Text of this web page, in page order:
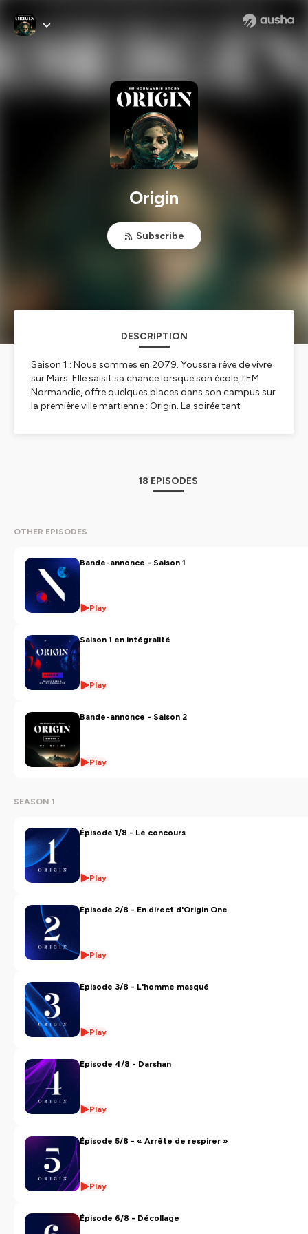
Origin
Subscribe
DESCRIPTION
Saison 1 : Nous sommes en 2079. Youssra rêve de vivre
sur Mars. Elle saisit sa chance lorsque son école, l'EM
Normandie, offre quelques places dans son campus sur
la première ville martienne : Origin. La soirée tant
devoir s'affranchir du poids de l'héritage familial.
qu'elle ne connaît pas. Les pro-Terre qui ont survécu au
vaisseau. Quelles que soient leurs convictions, les
humains présents sur Mars ne sont pas au bout de leurs
surprises...
Production : Belle Écoute et Les Films Bleus
Comédiens :
Jean-Paul Dix (Léandre)
Hervine De Boodt (Sofia)
Yvan Naubron (Darshan)
Adèle Roqueta (IA Psychologue)
Anne Maquignon (Journaliste Radio)
Écrit par :
Simon Boulier
Kevin Vanstaen
Assistant réal :
Pierre Cochet
Son :
Arthaud Versaveaud
Making-of :
Léonie Briand
Producteurs :
Ambroise Carrière
Kevin Vanstaen
Vincent Vermandel
Hébergé par Ausha. Visitez
ausha.co/politique-de-
confidentialite
18 EPISODES
OTHER EPISODES
Bande-annonce - Saison 1
Play
Saison 1 en intégralité
Play
Bande-annonce - Saison 2
Play
SEASON 1
Épisode 1/8 - Le concours
Play
Épisode 2/8 - En direct d'Origin One
Play
Épisode 3/8 - L'homme masqué
Play
Épisode 4/8 - Darshan
Play
Épisode 5/8 - « Arrête de respirer »
Play
Épisode 6/8 - Décollage